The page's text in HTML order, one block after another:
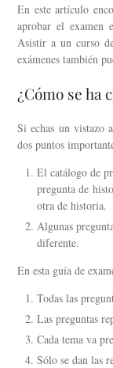
En este artículo
aprobar el examen
Asistir a un curso
exámenes también
¿Cómo se ha
Si echas un vistazo
dos puntos
El catálogo de
pregunta de
otra de historia.
Algunas
diferente.
En esta guía de
Todas las
Las preguntas
Cada tema va
Sólo se dan las